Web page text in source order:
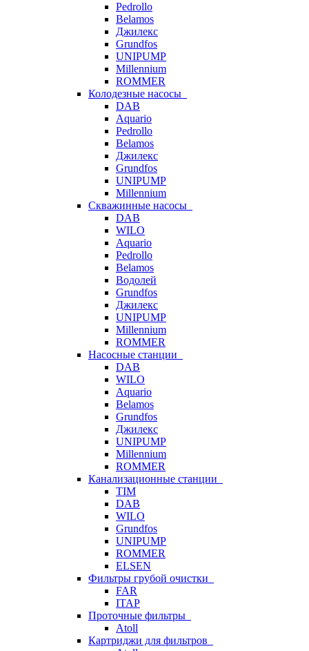
Pedrollo
Belamos
Джилекс
Grundfos
UNIPUMP
Millennium
ROMMER
Колодезные насосы
DAB
Aquario
Pedrollo
Belamos
Джилекс
Grundfos
UNIPUMP
Millennium
Скважинные насосы
DAB
WILO
Aquario
Pedrollo
Belamos
Водолей
Grundfos
Джилекс
UNIPUMP
Millennium
ROMMER
Насосные станции
DAB
WILO
Aquario
Belamos
Grundfos
Джилекс
UNIPUMP
Millennium
ROMMER
Канализационные станции
TIM
DAB
WILO
Grundfos
UNIPUMP
ROMMER
ELSEN
Фильтры грубой очистки
FAR
ITAP
Проточные фильтры
Atoll
Картриджи для фильтров